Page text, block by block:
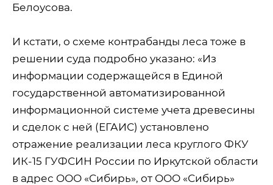
Белоусова.
И кстати, о схеме контрабанды леса тоже в
решении суда подробно указано: «Из
информации содержащейся в Единой
государственной автоматизированной
информационной системе учета древесины
и сделок с ней (ЕГАИС) установлено
отражение реализации леса круглого ФКУ
ИК-15 ГУФСИН России по Иркутской области
в адрес ООО «Сибирь», от ООО «Сибирь»